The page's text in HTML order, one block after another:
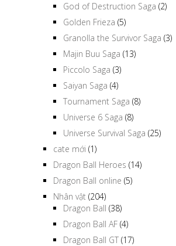
God of Destruction Saga (2)
Golden Frieza (5)
Granolla the Survivor Saga (3)
Majin Buu Saga (13)
Piccolo Saga (3)
Saiyan Saga (4)
Tournament Saga (8)
Universe 6 Saga (8)
Universe Survival Saga (25)
cate mới (1)
Dragon Ball Heroes (14)
Dragon Ball online (5)
Nhân vật (204)
Dragon Ball (38)
Dragon Ball AF (4)
Dragon Ball GT (17)